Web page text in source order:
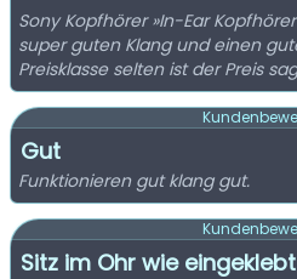
Sony Kopfhörer »In-Ear
super guten Klang und einen
Preisklasse selten ist der Preis
Gut
Funktionieren gut klang gut.
Sitz im Ohr wie eingeklebt